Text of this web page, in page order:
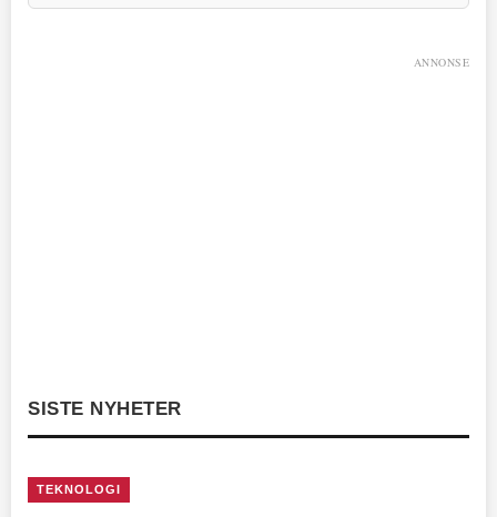
ANNONSE
SISTE NYHETER
TEKNOLOGI